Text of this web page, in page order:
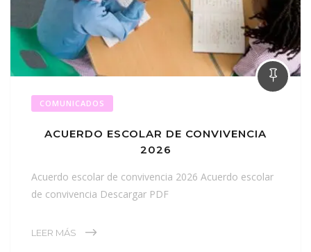
COMUNICADOS
ACUERDO ESCOLAR DE CONVIVENCIA
2026
Acuerdo escolar de convivencia 2026 Acuerdo escolar
de convivencia Descargar PDF
LEER MÁS